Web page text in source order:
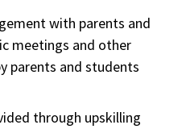
with parents and
meetings and other
parents and students
through upskilling